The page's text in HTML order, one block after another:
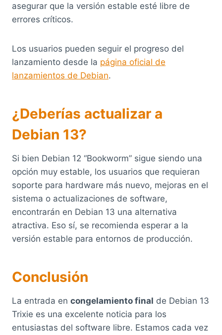
asegurar que la versión estable esté libre de
errores críticos.
Los usuarios pueden seguir el progreso del
lanzamiento desde la página oficial de
lanzamientos de Debian.
¿Deberías actualizar a
Debian 13?
Si bien Debian 12 “Bookworm” sigue siendo una
opción muy estable, los usuarios que requieran
soporte para hardware más nuevo, mejoras en el
sistema o actualizaciones de software,
encontrarán en Debian 13 una alternativa
atractiva. Eso sí, se recomienda esperar a la
versión estable para entornos de producción.
Conclusión
La entrada en congelamiento final de Debian 13
Trixie es una excelente noticia para los
entusiastas del software libre. Estamos cada vez